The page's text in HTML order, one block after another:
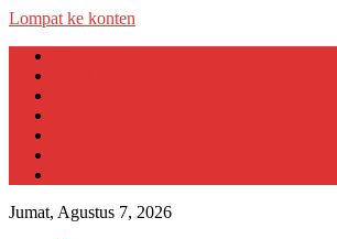
Lompat ke konten
Jumat, Agustus 7, 2026